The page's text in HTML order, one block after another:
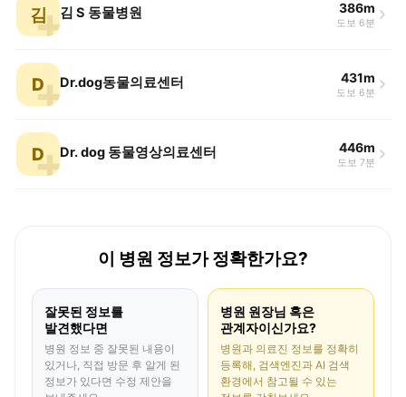
김 김 S 동물병원 386m
도보 6분
D Dr.dog동물의료센터 431m
도보 6분
D Dr. dog 동물영상의료센터 446m
도보 7분
이 병원 정보가 정확한가요?
잘못된 정보를
발견했다면
병원 정보 중 잘못된 내용이
있거나, 직접 방문 후 알게 된
정보가 있다면 수정 제안을
병원 원장님 혹은
관계자이신가요?
병원과 의료진 정보를 정확히
등록해, 검색엔진과 AI 검색
환경에서 참고될 수 있는